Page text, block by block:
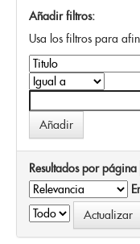
Añadir filtros:
Usa los filtros para
Resultados por página